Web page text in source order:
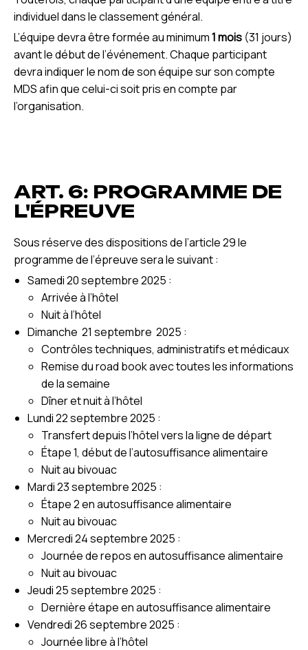
individuel dans le classement général.
L’équipe devra être formée au minimum1 mois (31 jours)
avant le début de l’événement. Chaque participant
devra indiquer le nom de son équipe sur son compte
MDS afin que celui-ci soit pris en compte par
l’organisation.
ART. 6: PROGRAMME DE
L'ÉPREUVE
Sous réserve des dispositions de l’article 29 le
programme de l’épreuve sera le suivant :
Samedi 20 septembre 2025 :
Arrivée à l’hôtel
Nuit à l’hôtel
Dimanche 21 septembre 2025 :
Contrôles techniques, administratifs et médicaux
Remise du road book avec toutes les informations
de la semaine
Dîner et nuit à l’hôtel
Lundi 22 septembre 2025 :
Transfert depuis l’hôtel vers la ligne de départ
Étape 1, début de l’autosuffisance alimentaire
Nuit au bivouac
Mardi 23 septembre 2025 :
Étape 2 en autosuffisance alimentaire
Nuit au bivouac
Mercredi 24 septembre 2025 :
Journée de repos en autosuffisance alimentaire
Nuit au bivouac
Jeudi 25 septembre 2025 :
Dernière étape en autosuffisance alimentaire
Vendredi 26 septembre 2025 :
Journée libre à l’hôtel